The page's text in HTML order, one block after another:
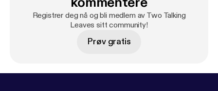
Registrer deg nå og bli medlem av Two Talking
Leaves sitt community!
Prøv gratis